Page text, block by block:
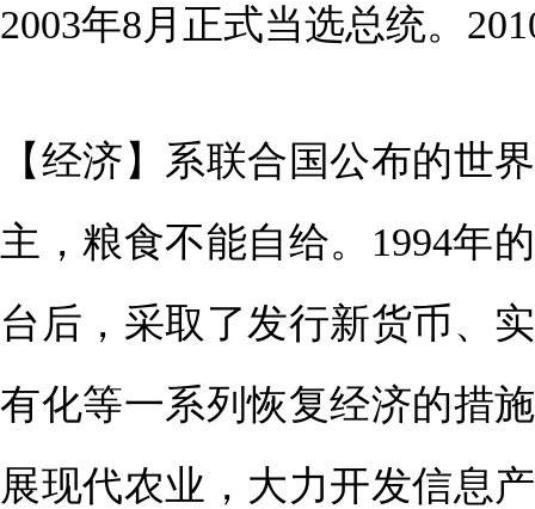
2003年8月正式当选总统。
【经济】系联合国公布的世
主，粮食不能自给。1994年
台后，采取了发行新货币、
有化等一系列恢复经济的措
展现代农业，大力开发信息